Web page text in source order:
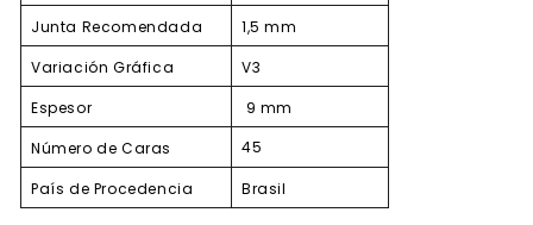
Junta Recomendada
1,5 mm
Variación Gráfica
V3
Espesor
9 mm
Número de Caras
45
País de Procedencia Brasil